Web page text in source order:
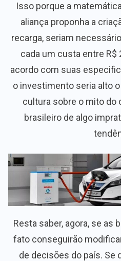
Isso porque a
aliança proponha a
recarga, seriam
cada um custa entre R$
acordo com suas
o investimento seria alto
cultura sobre o mito do
brasileiro de algo
Resta saber, agora, se as
fato conseguirão
de decisões do país. Se